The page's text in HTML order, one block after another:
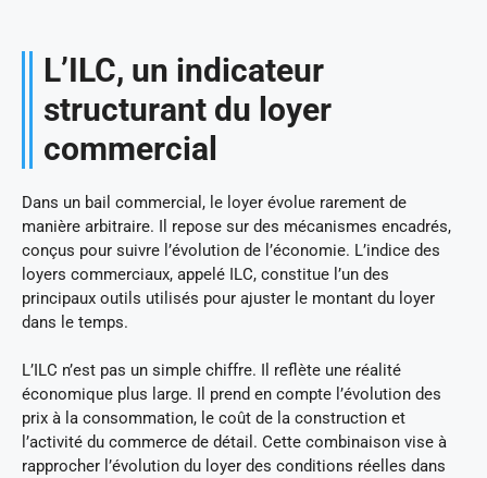
L’ILC, un indicateur
structurant du loyer
commercial
Dans un bail commercial, le loyer évolue rarement de
manière arbitraire. Il repose sur des mécanismes encadrés,
conçus pour suivre l’évolution de l’économie. L’indice des
loyers commerciaux, appelé ILC, constitue l’un des
principaux outils utilisés pour ajuster le montant du loyer
dans le temps.
L’ILC n’est pas un simple chiffre. Il reflète une réalité
économique plus large. Il prend en compte l’évolution des
prix à la consommation, le coût de la construction et
l’activité du commerce de détail. Cette combinaison vise à
rapprocher l’évolution du loyer des conditions réelles dans